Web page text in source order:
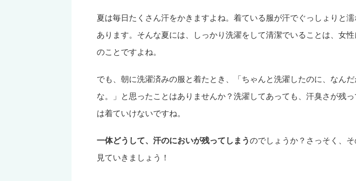
夏は毎日たくさん汗をかきますよね。着ている服が汗でぐっしょりと
あります。そんな夏には、しっかり洗濯をして清潔でいることは、女
のことですよね。
でも、朝に洗濯済みの服と着たとき、「ちゃんと洗濯したのに、なん
な。」と思ったことはありませんか？洗濯してあっても、汗臭さが残
は着ていけないですね。
一体どうして、汗のにおいが残ってしまうのでしょうか？さっそく、
見ていきましょう！